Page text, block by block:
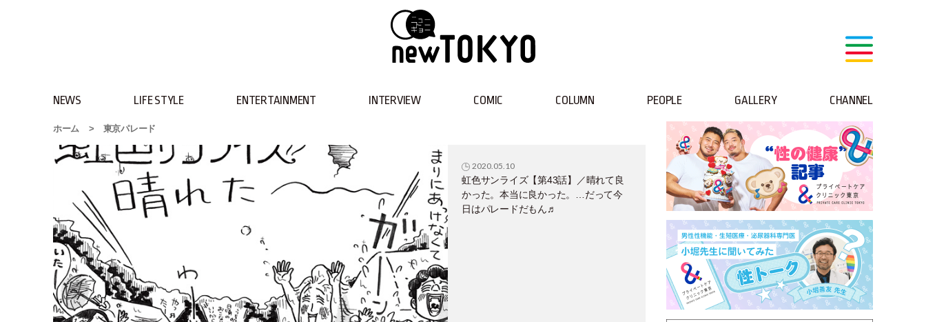
NEWS LIFE STYLE ENTERTAINMENT INTERVIEW COMIC COLUMN PEOPLE GALLERY CHANNEL
ホーム > 東京パレード
2020.05.10
虹色サンライズ【第43話】／晴れて良
かった。本当に良かった。…だって今
日はパレードだもん♬